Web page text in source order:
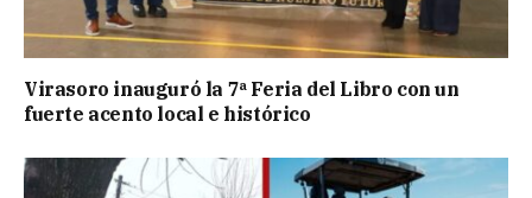
Virasoro inauguró la 7ª Feria del Libro con un
fuerte acento local e histórico